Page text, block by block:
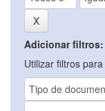
Adicionar filtros:
Utilizar filtros